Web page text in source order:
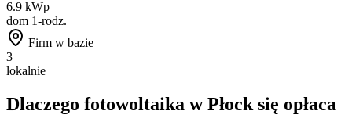
6.9 kWp
dom 1-rodz.
Firm w bazie
3
lokalnie
Dlaczego fotowoltaika wPłock się opłaca